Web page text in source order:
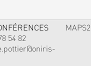
54 82
MAPS2